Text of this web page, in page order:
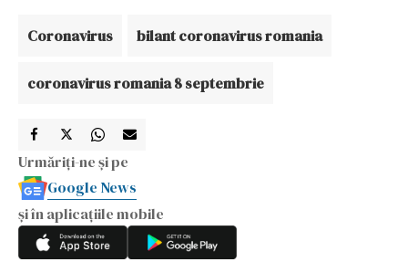
Coronavirus bilant coronavirus romania
coronavirus romania 8 septembrie
Urmăriți-ne și pe
Google News
și în aplicațiile mobile